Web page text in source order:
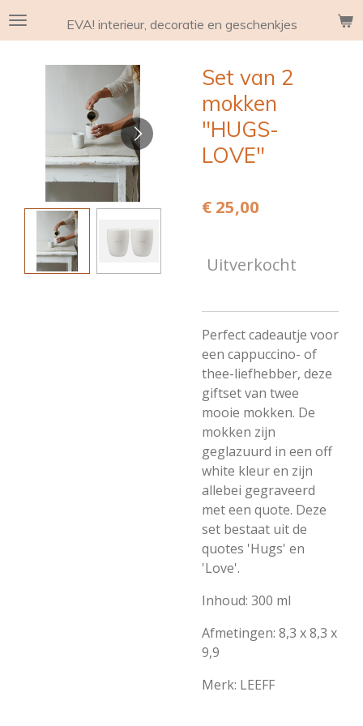
Ga
EVA! interieur, decoratie en geschenkjes
Set van 2
mokken
"HUGS-
LOVE"
€ 25,00
Uitverkocht
Perfect cadeautje voor
een cappuccino- of
thee-liefhebber, deze
giftset van twee
mooie mokken. De
mokken zijn
geglazuurd in een off
white kleur en zijn
allebei gegraveerd
met een quote. Deze
set bestaat uit de
quotes 'Hugs' en
'Love'.
Inhoud: 300 ml
Afmetingen: 8,3 x 8,3 x
9,9
Merk: LEEFF